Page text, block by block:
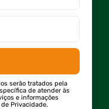
serão tratados pela
de atender às
e informações
Privacidade.